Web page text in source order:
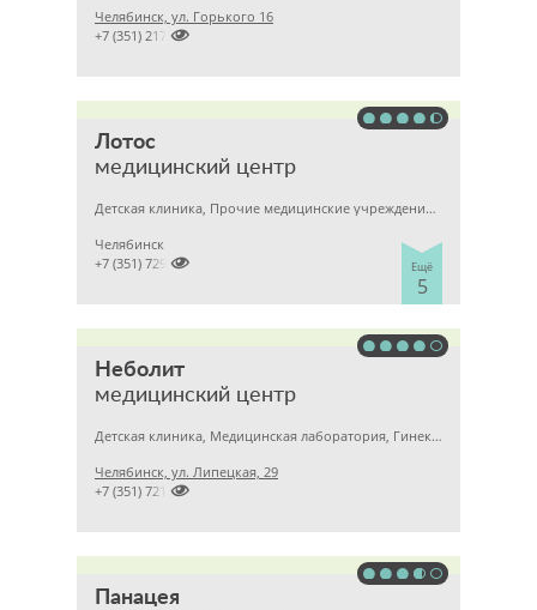
Челябинск, ул. Горького 16

+7 (351) 2172376
Лотос
медицинский центр
Детская клиника, Прочие медицинские учреждения, Гинекология
Ещё
5
Челябинск

+7 (351) 7298929
Неболит
медицинский центр
Детская клиника, Медицинская лаборатория, Гинекология
Челябинск, ул. Липецкая, 29

+7 (351) 7212891
Панацея